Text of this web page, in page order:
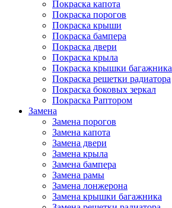
Покраска капота
Покраска порогов
Покраска крыши
Покраска бампера
Покраска двери
Покраска крыла
Покраска крышки багажника
Покраска решетки радиатора
Покраска боковых зеркал
Покраска Раптором
Замена
Замена порогов
Замена капота
Замена двери
Замена крыла
Замена бампера
Замена рамы
Замена лонжерона
Замена крышки багажника